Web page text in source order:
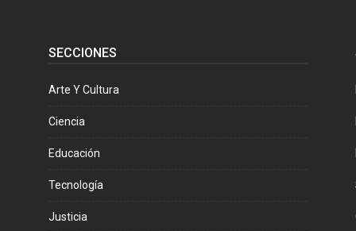
SECCIONES
Arte Y Cultura
Ciencia
Educación
Tecnología
Justicia